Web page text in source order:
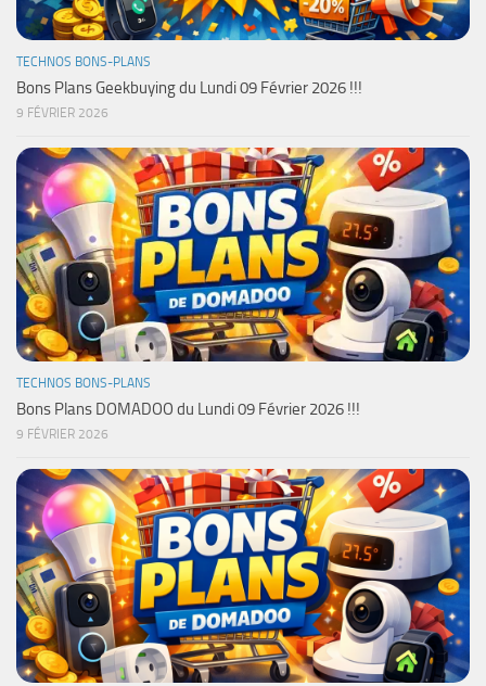
TECHNOS BONS-PLANS
Bons Plans Geekbuying du Lundi 09 Février 2026 !!!
9 FÉVRIER 2026
TECHNOS BONS-PLANS
Bons Plans DOMADOO du Lundi 09 Février 2026 !!!
9 FÉVRIER 2026